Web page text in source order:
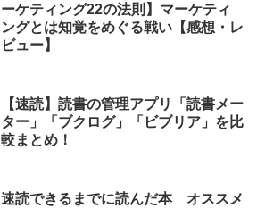
ーケティング22の法則】マーケティ
ングとは知覚をめぐる戦い【感想・レ
ビュー】
【速読】読書の管理アプリ「読書メー
ター」「ブクログ」「ビブリア」を比
較まとめ！
速読できるまでに読んだ本 オススメ